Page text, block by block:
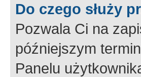
Do czego służy
Pozwala Ci na
późniejszym
Panelu